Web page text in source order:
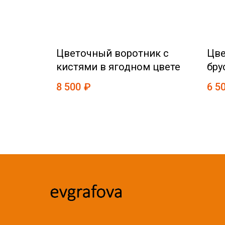
Цветочный воротник с
кистями в ягодном цвете
8 500 ₽
6